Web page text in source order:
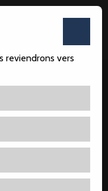
ventes Nos
reviendrons vers